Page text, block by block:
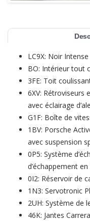
LC9X: Noir
BO: Intérieur tout
3FE: Toit
6XV: Rétroviseurs
avec éclairage
G1F: Boîte de
1BV: Porsche
avec suspension
0P5: Système
d’échappement en
0I2: Réservoir de
1N3: Servotronic
2UH: Système de
46K: Jantes